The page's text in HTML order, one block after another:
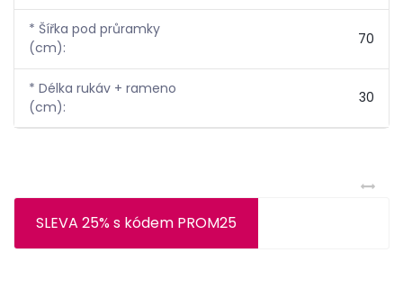
* Šířka pod průramky
(cm):
70
* Délka rukáv + rameno
(cm):
30
SLEVA 25% s kódem PROM25